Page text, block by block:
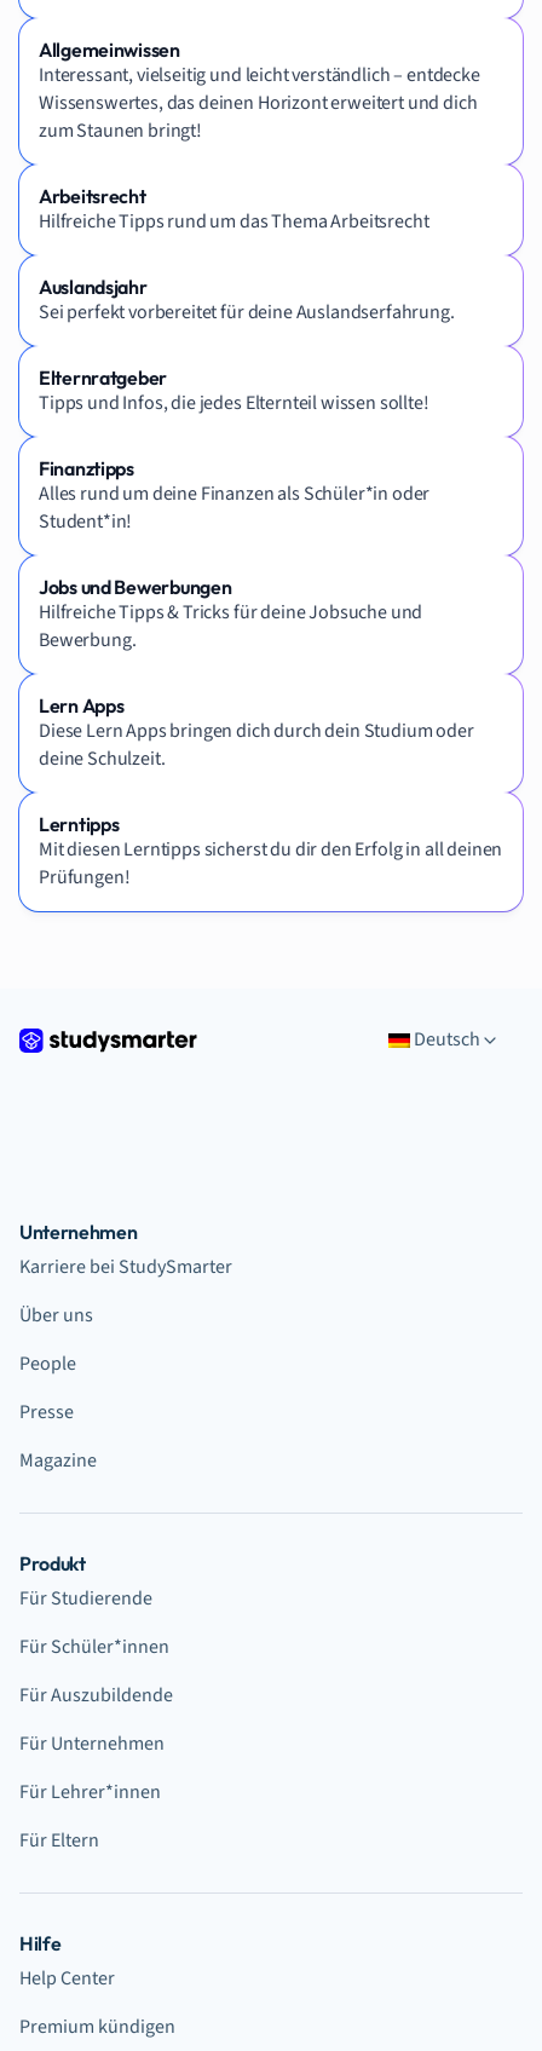
Allgemeinwissen
Interessant, vielseitig und leicht verständlich – entdecke
Wissenswertes, das deinen Horizont erweitert und dich
zum Staunen bringt!
Arbeitsrecht
Hilfreiche Tipps rund um das Thema Arbeitsrecht
Auslandsjahr
Sei perfekt vorbereitet für deine Auslandserfahrung.
Elternratgeber
Tipps und Infos, die jedes Elternteil wissen sollte!
Finanztipps
Alles rund um deine Finanzen als Schüler*in oder
Student*in!
Jobs und Bewerbungen
Hilfreiche Tipps & Tricks für deine Jobsuche und
Bewerbung.
Lern Apps
Diese Lern Apps bringen dich durch dein Studium oder
deine Schulzeit.
Lerntipps
Mit diesen Lerntipps sicherst du dir den Erfolg in all deinen
Prüfungen!
Deutsch
Unternehmen
Karriere bei StudySmarter
Über uns
People
Presse
Magazine
Produkt
Für Studierende
Für Schüler*innen
Für Auszubildende
Für Unternehmen
Für Lehrer*innen
Für Eltern
Hilfe
Help Center
Premium kündigen